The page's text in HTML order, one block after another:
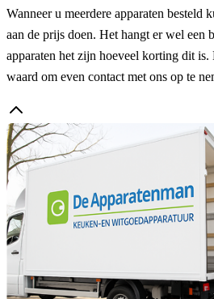
Wanneer u meerdere apparaten besteld
aan de prijs doen. Het hangt er wel een
apparaten het zijn hoeveel korting dit is.
waard om even contact met ons op te